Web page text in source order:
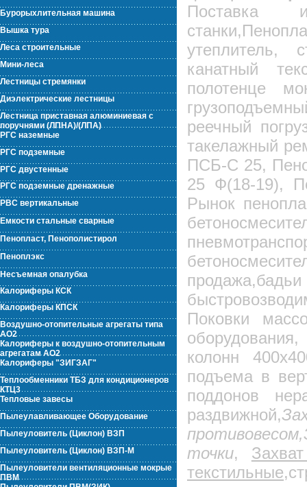
Бурорыхлительная машина
Вышка тура
Леса строительные
Мини-леса
Лестницы стремянки
Диэлектрические лестницы
Лестница приставная алюминиевая с
поручнями (ЛПНА)/(ЛПА)
РГС наземные
РГС подземные
РГС двустенные
РГС подземные дренажные
РВС вертикальные
Емкости стальные сварные
Пенопласт, Пенополистирол
Пеноплэкс
Несъемная опалубка
Калориферы КСК
Калориферы КПСК
Воздушно-отопительные агрегаты типа
АО2
Калориферы к воздушно-отопительным
агрегатам АО2
Калориферы "ЗИГЗАГ"
Теплообменники ТБЗ для кондиционеров
КТЦ3
Тепловые завесы
Пылеулавливающее Оборудование
Пылеуловитель (Циклон) ВЗП
Пылеуловитель (Циклон) ВЗП-М
Пылеуловители вентиляционные мокрые
ПВМ
Поставка
утеплитель,
канатный
полотенце
реечный
такелажный
ПСБ-С 25,
25 Ф(18-19),
Рынок
Поковки
колонн
подъема в
поддонов
раздвижной,
точки,
текстильные,